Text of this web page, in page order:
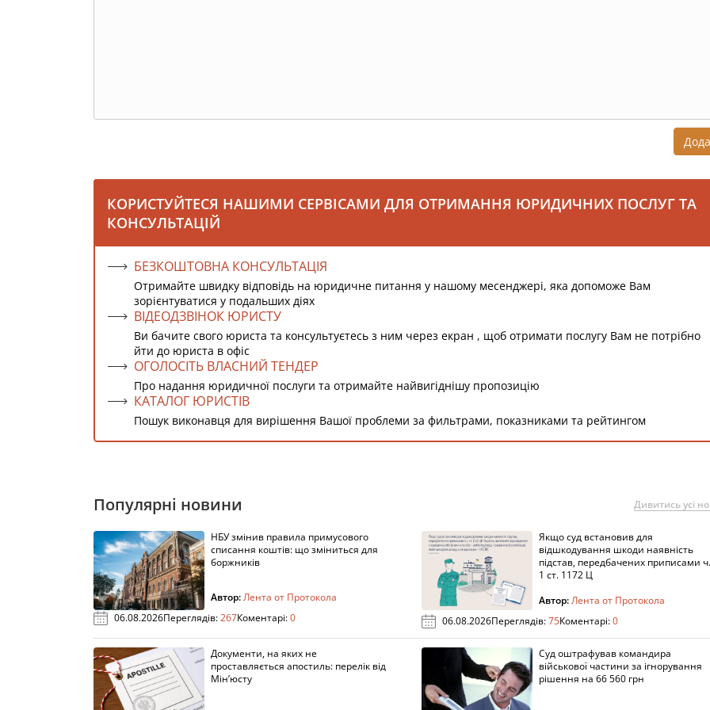
КОРИСТУЙТЕСЯ НАШИМИ СЕРВІСАМИ ДЛЯ ОТРИМАННЯ ЮРИДИЧНИХ ПОСЛУГ ТА
КОНСУЛЬТАЦІЙ
БЕЗКОШТОВНА КОНСУЛЬТАЦІЯ
Отримайте швидку відповідь на юридичне питання у нашому месенджері, яка допоможе Вам
зорієнтуватися у подальших діях
ВІДЕОДЗВІНОК ЮРИСТУ
Ви бачите свого юриста та консультуєтесь з ним через екран , щоб отримати послугу Вам не потрібно
йти до юриста в офіс
ОГОЛОСІТЬ ВЛАСНИЙ ТЕНДЕР
Про надання юридичної послуги та отримайте найвигіднішу пропозицію
КАТАЛОГ ЮРИСТІВ
Пошук виконавця для вирішення Вашої проблеми за фильтрами, показниками та рейтингом
Популярні новини Дивитись усі
НБУ змінив правила примусового
списання коштів: що зміниться для
боржників
Автор:Лента от Протокола
06.08.2026Переглядів:267Коментарі:0
Якщо суд встановив для
відшкодування шкоди наявність
підстав, передбачених приписами ч.
1 ст. 1172 Ц
Автор:Лента от Протокола
06.08.2026Переглядів:75Коментарі:0
Документи, на яких не
проставляється апостиль: перелік від
Мін’юсту
Суд оштрафував командира
військової частини за ігнорування
рішення на 66 560 грн